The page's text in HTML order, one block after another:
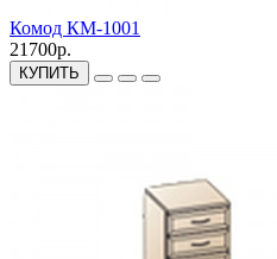
Комод КМ-1001
21700р.
КУПИТЬ